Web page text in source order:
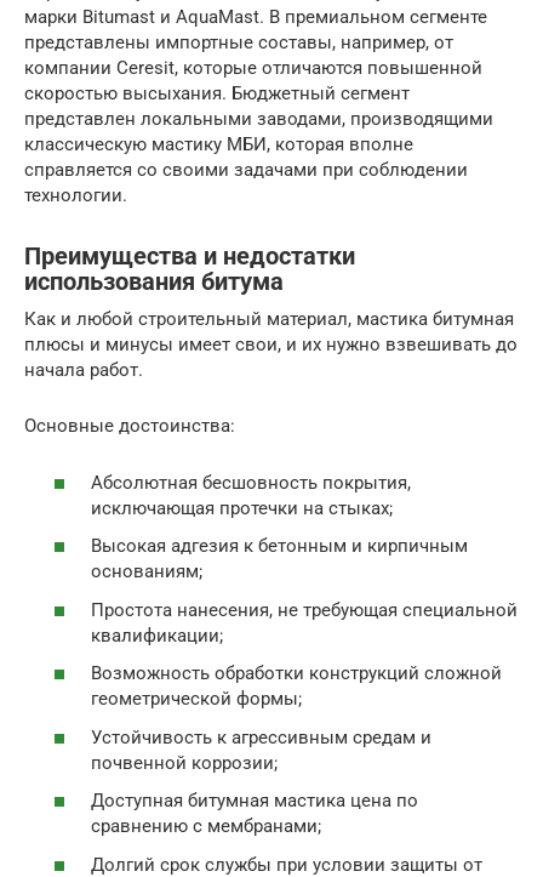
марки Bitumast и AquaMast. В премиальном сегменте
представлены импортные составы, например, от
компании Ceresit, которые отличаются повышенной
скоростью высыхания. Бюджетный сегмент
представлен локальными заводами, производящими
классическую мастику МБИ, которая вполне
справляется со своими задачами при соблюдении
технологии.
Преимущества и недостатки
использования битума
Как и любой строительный материал, мастика битумная
плюсы и минусы имеет свои, и их нужно взвешивать до
начала работ.
Основные достоинства:
Абсолютная бесшовность покрытия,
исключающая протечки на стыках;
Высокая адгезия к бетонным и кирпичным
основаниям;
Простота нанесения, не требующая специальной
квалификации;
Возможность обработки конструкций сложной
геометрической формы;
Устойчивость к агрессивным средам и
почвенной коррозии;
Доступная битумная мастика цена по
сравнению с мембранами;
Долгий срок службы при условии защиты от